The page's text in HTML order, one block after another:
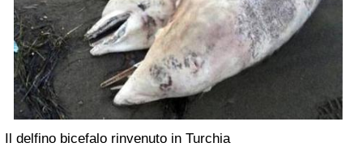
Il delfino bicefalo rinvenuto in Turchia